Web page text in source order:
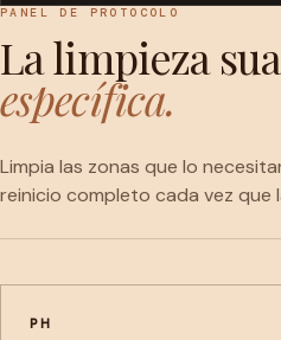
PANEL DE PROTOCOLO
La limpieza
específica.
Limpia las zonas que lo
reinicio completo cada vez que
PH